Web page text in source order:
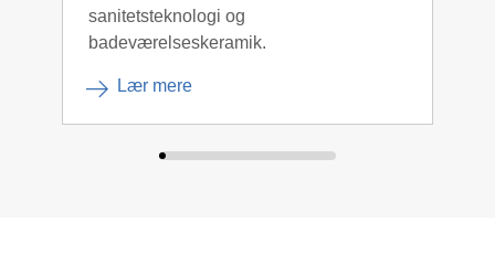
sanitetsteknologi og
badeværelseskeramik.
Lær mere